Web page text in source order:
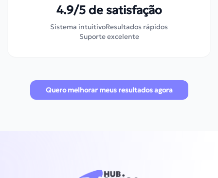
4.9/5 de satisfação
Sistema intuitivoResultados rápidos
Suporte excelente
Quero melhorar meus resultados agora